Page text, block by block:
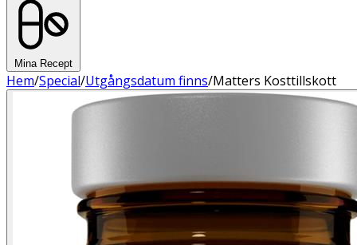
Mina Recept
Hem/Special/Utgångsdatum finns/Matters Kosttillskott